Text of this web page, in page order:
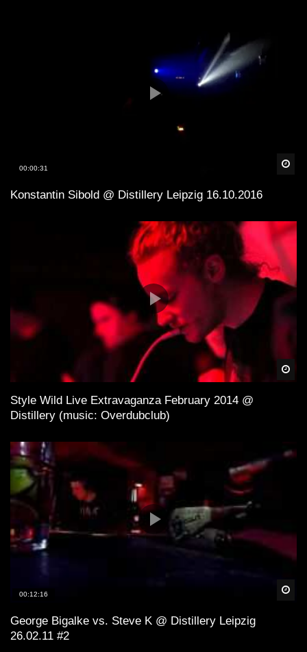
00:00:31
Konstantin Sibold @ Distillery Leipzig 16.10.2016
Style Wild Live Extravaganza February 2014 @
Distillery (music: Overdubclub)
00:12:16
George Bigalke vs. Steve K @ Distillery Leipzig
26.02.11 #2